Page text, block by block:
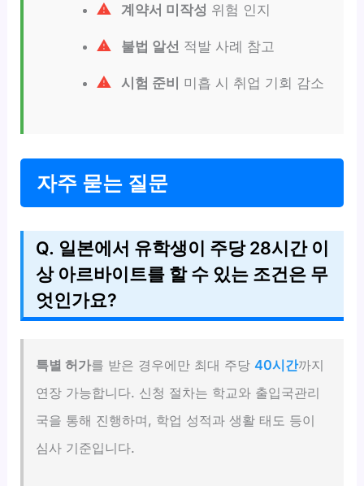
계약서 미작성 위험 인지
불법 알선 적발 사례 참고
시험 준비 미흡 시 취업 기회 감소
자주 묻는 질문
Q. 일본에서 유학생이 주당 28시간 이
상 아르바이트를 할 수 있는 조건은 무
엇인가요?
특별 허가를 받은 경우에만 최대 주당40시간까지
연장 가능합니다. 신청 절차는 학교와 출입국관리
국을 통해 진행하며, 학업 성적과 생활 태도 등이
심사 기준입니다.